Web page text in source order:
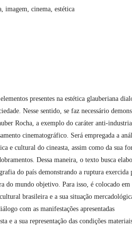
imagem, cinema, estética
presentes na estética glauberiana
Nesse sentido, se faz necessário
Rocha, a exemplo do caráter anti-
cinematográfico. Será empregada a
e cultural do cineasta, assim como da sua
Dessa maneira, o texto busca
do país demonstrando a ruptura exercida
do mundo objetivo. Para isso, é colocado em
brasileira e a sua situação
com as manifestações apresentadas
e a sua representação das condições